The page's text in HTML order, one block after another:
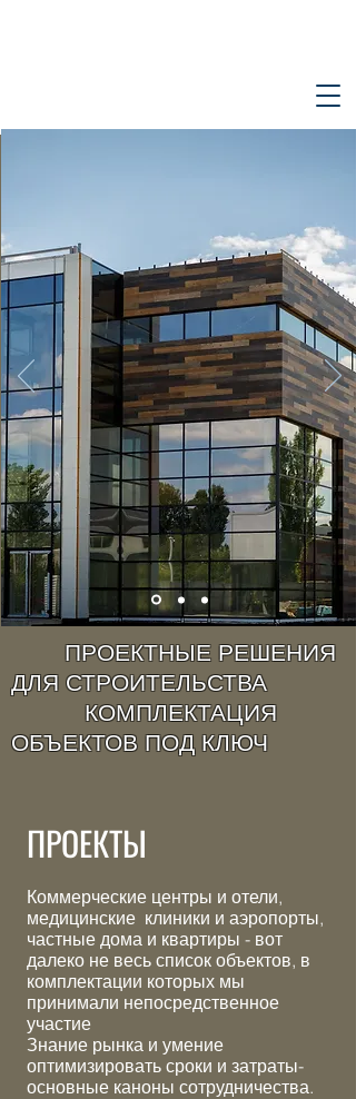
ПРОЕКТНЫЕ РЕШЕНИЯ
ДЛЯ СТРОИТЕЛЬСТВА
КОМПЛЕКТАЦИЯ
ОБЪЕКТОВ ПОД КЛЮЧ
ПРОЕКТЫ
Коммерческие центры и отели,
медицинские клиники и аэропорты,
частные дома и квартиры - вот
далеко не весь список объектов, в
комплектации которых мы
принимали непосредственное
участие
Знание рынка и умение
оптимизировать сроки и затраты-
основные каноны сотрудничества.